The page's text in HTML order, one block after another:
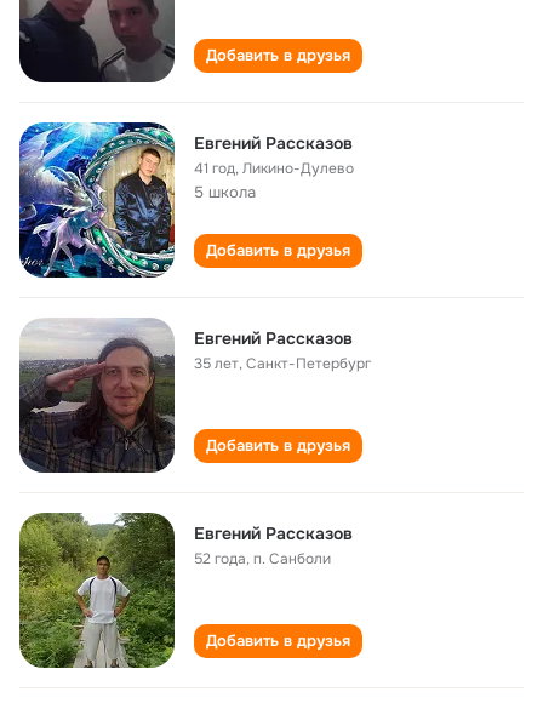
Добавить в друзья
Евгений Рассказов
41 год,Ликино-Дулево
5 школа
Добавить в друзья
Евгений Рассказов
35 лет,Санкт-Петербург
Добавить в друзья
Евгений Рассказов
52 года,п. Санболи
Добавить в друзья